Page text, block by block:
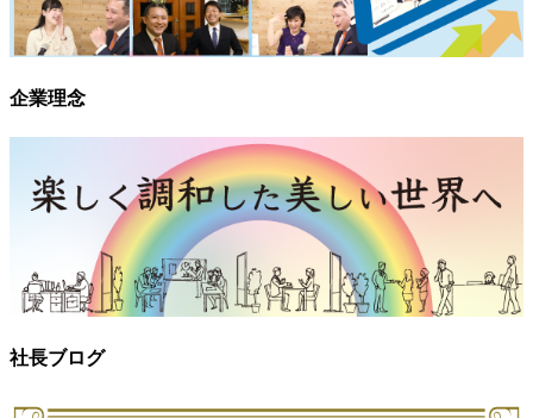
企業理念
社長ブログ